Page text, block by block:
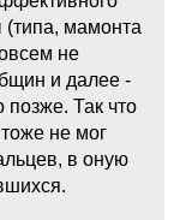
(типа, мамонта
не
и далее -
позже. Так что
не мог
в оную